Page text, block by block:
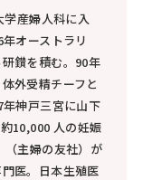
学産婦人科に入
オーストラリ
鑚を積む。90年
外受精チーフと
神戸三宮に山下
10,000 人の妊娠
（主婦の友社）が
医。日本生殖医